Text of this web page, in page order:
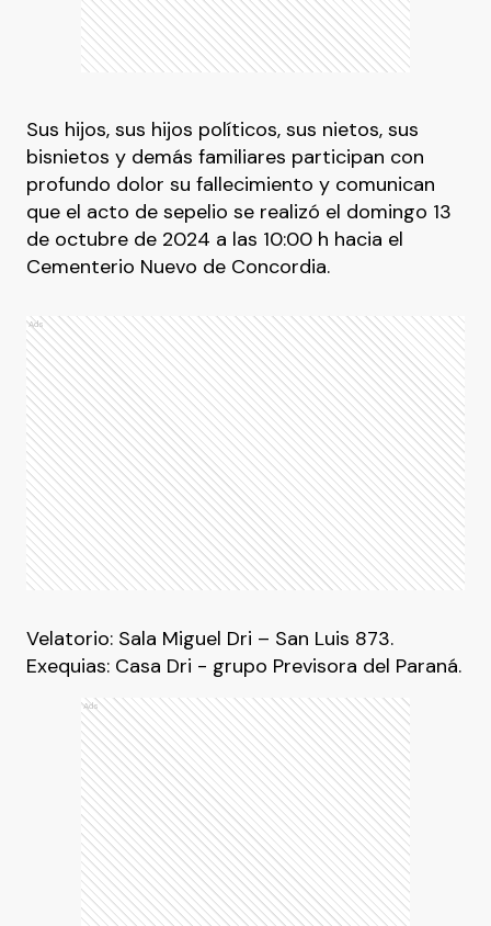
Sus hijos, sus hijos políticos, sus nietos, sus
bisnietos y demás familiares participan con
profundo dolor su fallecimiento y comunican
que el acto de sepelio se realizó el domingo 13
de octubre de 2024 a las 10:00 h hacia el
Cementerio Nuevo de Concordia.
Ads
Velatorio: Sala Miguel Dri – San Luis 873.
Exequias: Casa Dri - grupo Previsora del Paraná.
Ads